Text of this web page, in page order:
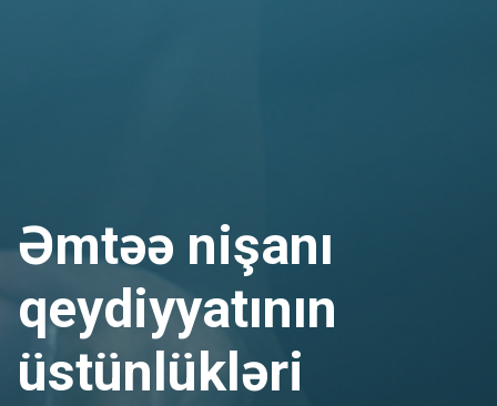
Əmtəə nişanı
qeydiyyatının
üstünlükləri